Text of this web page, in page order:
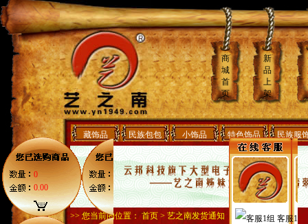
商
城
首
页
新
品
上
架
0
0.00
客服1
藏饰品 民族包包 小饰品 特色饰品 民族服
>> 您当前的位置：首页 > 艺之南发货通知